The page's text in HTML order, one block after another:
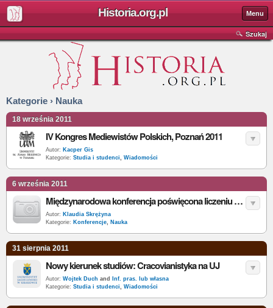
Historia.org.pl Menu
Szukaj
Kategorie › Nauka
18 września 2011
IV Kongres Mediewistów Polskich, Poznań 2011
Autor: Kacper Gis
Kategorie: Studia i studenci, Wiadomości
6 września 2011
Międzynarodowa konferencja poświęcona liczeniu strat ludzkich w II wojnie światowej w Budapeszcie
Autor: Klaudia Skrężyna
Kategorie: Konferencje, Nauka
31 sierpnia 2011
Nowy kierunek studiów: Cracovianistyka na UJ
Autor: Wojtek Duch and
Inf. pras. lub własna
Kategorie: Studia i studenci, Wiadomości